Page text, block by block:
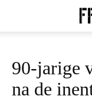
90-jarige
na de